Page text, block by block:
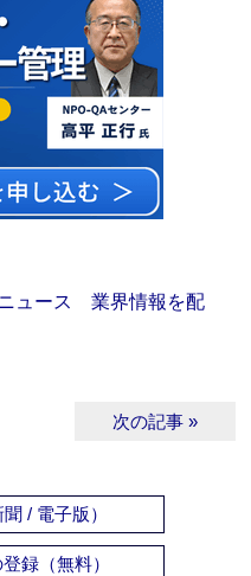
ュース 業界情報を配
次の記事 »
/ 電子版）
録（無料）